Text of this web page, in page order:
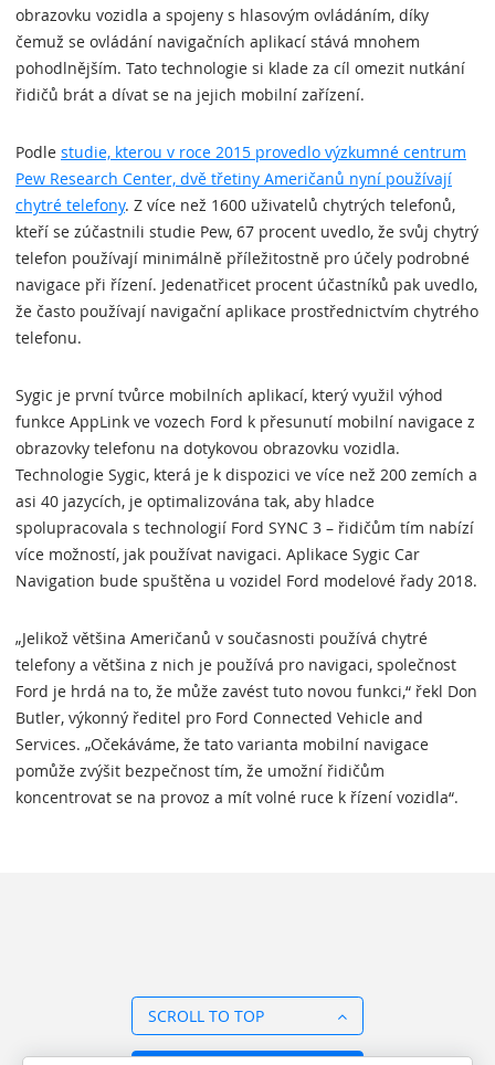
obrazovku vozidla a spojeny s hlasovým ovládáním, díky
čemuž se ovládání navigačních aplikací stává mnohem
pohodlnějším. Tato technologie si klade za cíl omezit nutkání
řidičů brát a dívat se na jejich mobilní zařízení.
Podle studie, kterou v roce 2015 provedlo výzkumné centrum
Pew Research Center, dvě třetiny Američanů nyní používají
chytré telefony. Z více než 1600 uživatelů chytrých telefonů,
kteří se zúčastnili studie Pew, 67 procent uvedlo, že svůj chytrý
telefon používají minimálně příležitostně pro účely podrobné
navigace při řízení. Jedenatřicet procent účastníků pak uvedlo,
že často používají navigační aplikace prostřednictvím chytrého
telefonu.
Sygic je první tvůrce mobilních aplikací, který využil výhod
funkce AppLink ve vozech Ford k přesunutí mobilní navigace z
obrazovky telefonu na dotykovou obrazovku vozidla.
Technologie Sygic, která je k dispozici ve více než 200 zemích a
asi 40 jazycích, je optimalizována tak, aby hladce
spolupracovala s technologií Ford SYNC 3 – řidičům tím nabízí
více možností, jak používat navigaci. Aplikace Sygic Car
Navigation bude spuštěna u vozidel Ford modelové řady 2018.
„Jelikož většina Američanů v současnosti používá chytré
telefony a většina z nich je používá pro navigaci, společnost
Ford je hrdá na to, že může zavést tuto novou funkci,“ řekl Don
Butler, výkonný ředitel pro Ford Connected Vehicle and
Services. „Očekáváme, že tato varianta mobilní navigace
pomůže zvýšit bezpečnost tím, že umožní řidičům
koncentrovat se na provoz a mít volné ruce k řízení vozidla“.
SCROLL TO TOP